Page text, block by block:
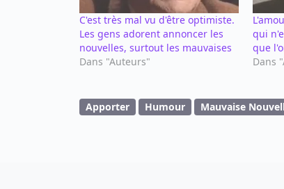
C'est très mal vu d'être optimiste.
Les gens adorent annoncer les
nouvelles, surtout les mauvaises
Dans "Auteurs"
qui
que
Dans
Apporter Humour Mauvaise